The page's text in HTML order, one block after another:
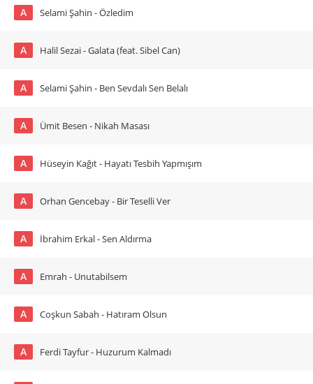
A Selami Şahin - Özledim
A Halil Sezai - Galata (feat. Sibel Can)
A Selami Şahin - Ben Sevdalı Sen Belalı
A Ümit Besen - Nikah Masası
A Hüseyin Kağıt - Hayatı Tesbih Yapmışım
A Orhan Gencebay - Bir Teselli Ver
A İbrahim Erkal - Sen Aldırma
A Emrah - Unutabilsem
A Coşkun Sabah - Hatıram Olsun
A Ferdi Tayfur - Huzurum Kalmadı